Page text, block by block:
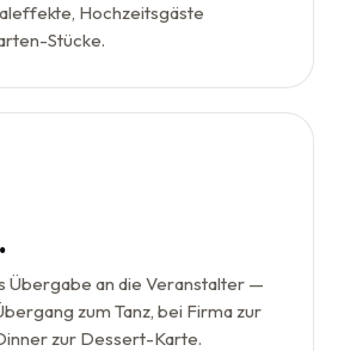
Hochzeitsgäste
Stücke.
Übergabe an die Veranstalter —
zum Tanz, bei Firma zur
zur Dessert-Karte.